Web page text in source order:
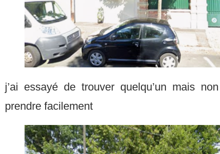
j’ai essayé de trouver quelqu’un mais
prendre facilement